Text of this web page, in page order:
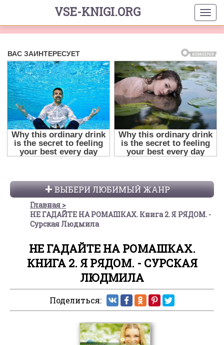
VSE-KNIGI.ORG
ВЫБЕРИ ЛЮБИМЫЙ ЖАНР
Главная
НЕ ГАДАЙТЕ НА РОМАШКАХ. Книга 2. Я РЯДОМ. -
Сурская Людмила
НЕ ГАДАЙТЕ НА РОМАШКАХ.
КНИГА 2. Я РЯДОМ. - СУРСКАЯ
ЛЮДМИЛА
Поделиться: